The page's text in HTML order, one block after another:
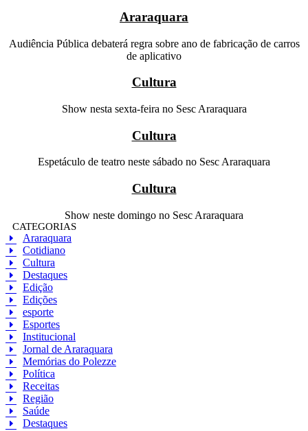
Araraquara
Audiência Pública debaterá regra sobre ano de fabricação de carros
de aplicativo
Cultura
Show nesta sexta-feira no Sesc Araraquara
Cultura
Espetáculo de teatro neste sábado no Sesc Araraquara
Cultura
Show neste domingo no Sesc Araraquara
CATEGORIAS
Araraquara
Cotidiano
Cultura
Destaques
Edição
Edições
esporte
Esportes
Institucional
Jornal de Araraquara
Memórias do Polezze
Política
Receitas
Região
Saúde
Destaques